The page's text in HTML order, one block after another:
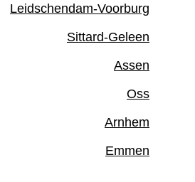
Leidschendam-Voorburg
Sittard-Geleen
Assen
Oss
Arnhem
Emmen